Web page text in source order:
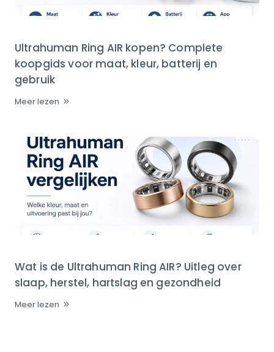
Ultrahuman Ring AIR kopen? Complete
koopgids voor maat, kleur, batterij en
gebruik
Meer lezen
Wat is de Ultrahuman Ring AIR? Uitleg over
slaap, herstel, hartslag en gezondheid
Meer lezen